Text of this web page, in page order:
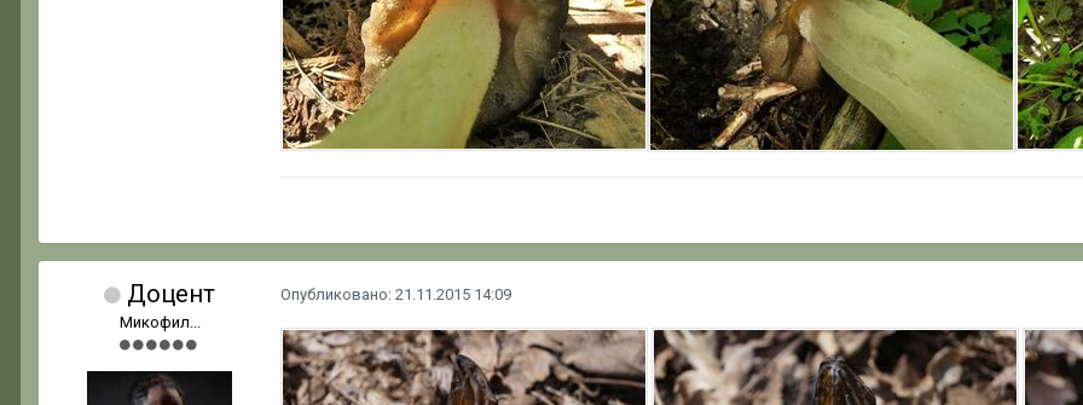
Доцент
Микофил...
Опубликовано: 21.11.2015 14:09